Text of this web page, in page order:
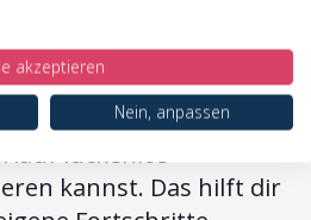
die Intensität
und deinen
lückenlos
kannst. Das hilft dir
akzeptieren
Nein, anpassen